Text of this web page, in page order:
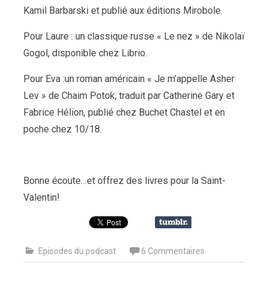
Kamil Barbarski et publié aux éditions Mirobole.
Pour Laure : un classique russe « Le nez » de Nikolaï
Gogol, disponible chez Librio.
Pour Eva :un roman américain « Je m’appelle Asher
Lev » de Chaim Potok, traduit par Catherine Gary et
Fabrice Hélion, publié chez Buchet Chastel et en
poche chez 10/18.
Bonne écoute…et offrez des livres pour la Saint-
Valentin!
Episodes du podcast 6 Commentaires